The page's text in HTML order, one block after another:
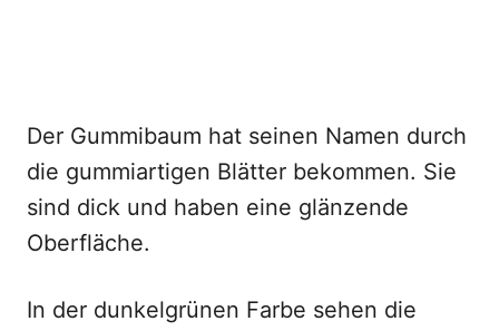
Der Gummibaum hat seinen Namen durch
die gummiartigen Blätter bekommen. Sie
sind dick und haben eine glänzende
Oberfläche.
In der dunkelgrünen Farbe sehen die